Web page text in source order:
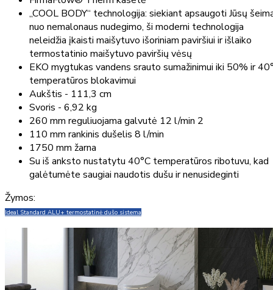
„COOL BODY“ technologija: siekiant apsaugoti Jūsų
nuo nemalonaus nudegimo, ši moderni technologija
neleidžia įkaisti maišytuvo išoriniam paviršiui ir išlaiko
termostatinio maišytuvo paviršių vėsų
EKO mygtukas vandens srauto sumažinimui iki 50% ir
temperatūros blokavimui
Aukštis - 111,3 cm
Svoris - 6,92 kg
260 mm reguliuojama galvutė 12 l/min 2
110 mm rankinis dušelis 8 l/min
1750 mm žarna
Su iš anksto nustatytu 40°C temperatūros ribotuvu, kad
galėtumėte saugiai naudotis dušu ir nenusideginti
Žymos:
Ideal Standard ALU+ termostatinė dušo sistema